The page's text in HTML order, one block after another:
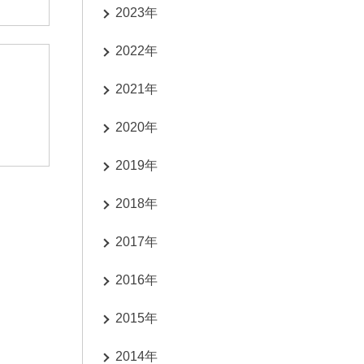
2023年
2022年
2021年
2020年
2019年
2018年
2017年
2016年
2015年
2014年